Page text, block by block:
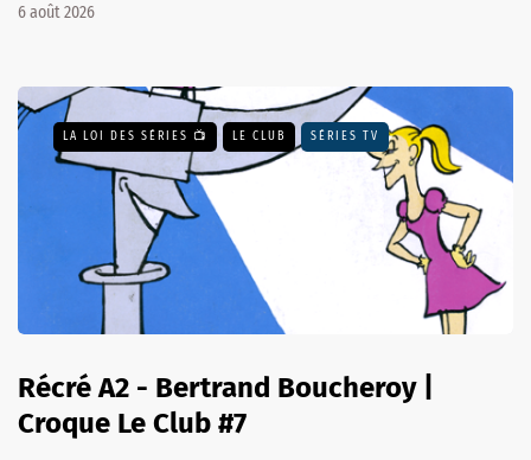
6 août 2026
LA LOI DES SÉRIES 📺 LE CLUB SÉRIES TV
Récré A2 - Bertrand Boucheroy |
Croque Le Club #7